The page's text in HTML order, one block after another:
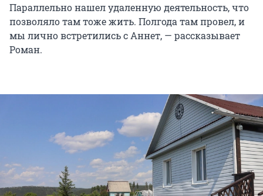
Параллельно нашел удаленную деятельность, что
позволяло там тоже жить. Полгода там провел, и
мы лично встретились с Аннет, — рассказывает
Роман.